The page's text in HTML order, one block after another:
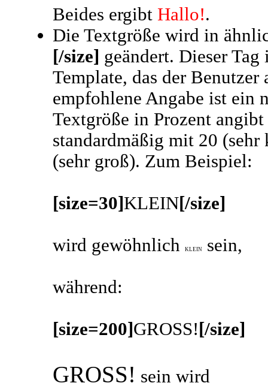
Beides ergibt Hallo!.
Die Textgröße wird in
[/size] geändert. Dieser
Template, das der Benutzer
empfohlene Angabe ist ein
Textgröße in Prozent
standardmäßig mit 20
(sehr groß). Zum Beispiel:
[size=30]KLEIN[/size]
wird gewöhnlich KLEIN sein,
während:
[size=200]GROSS! [/size]
GROSS! sein wird